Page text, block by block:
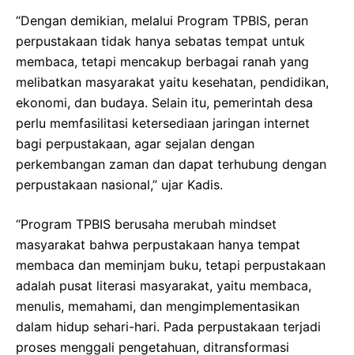
“Dengan demikian, melalui Program TPBIS, peran
perpustakaan tidak hanya sebatas tempat untuk
membaca, tetapi mencakup berbagai ranah yang
melibatkan masyarakat yaitu kesehatan, pendidikan,
ekonomi, dan budaya. Selain itu, pemerintah desa
perlu memfasilitasi ketersediaan jaringan internet
bagi perpustakaan, agar sejalan dengan
perkembangan zaman dan dapat terhubung dengan
perpustakaan nasional,” ujar Kadis.
“Program TPBIS berusaha merubah mindset
masyarakat bahwa perpustakaan hanya tempat
membaca dan meminjam buku, tetapi perpustakaan
adalah pusat literasi masyarakat, yaitu membaca,
menulis, memahami, dan mengimplementasikan
dalam hidup sehari-hari. Pada perpustakaan terjadi
proses menggali pengetahuan, ditransformasi